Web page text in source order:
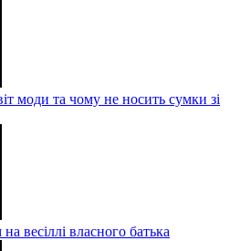
моди та чому не носить сумки зі
весіллі власного батька